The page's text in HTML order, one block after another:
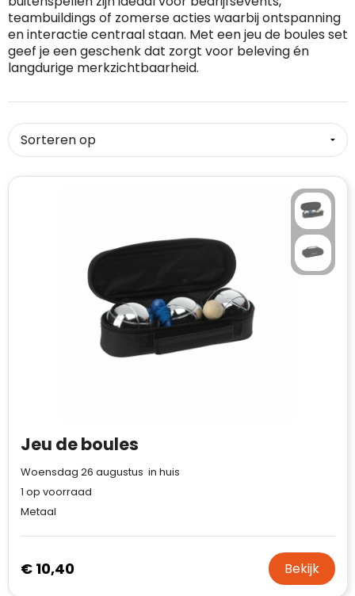
Home & Living
Keuken & Horeca
Reizen & Onderweg
Vakantie, Recreatie & Spellen
Dag van de Vrijwilliger
Dag van de Zorgkundige
Kerstmis
Pasen
Sinterklaas
Werelddierendag
RFX™
Sportlife®
Stanley®
Swiss Peak
Tenson
James Harvest
Kingcap
Mepal
Moleskine
Custom medaille
Custom deken
Custom pet, muts & hoed
Custom speelkaarten
Custom tas
Custom paraplu
Custom telefoonaccessoires
Zorg
teambuildings of zomerse acties waarbij ontspanning
en interactie centraal staan. Met een jeu de boules set
geef je een geschenk dat zorgt voor beleving én
langdurige merkzichtbaarheid.
Jeu de boules
Woensdag 26 augustus in huis
1 op voorraad
Metaal
€ 10,40 Bekijk